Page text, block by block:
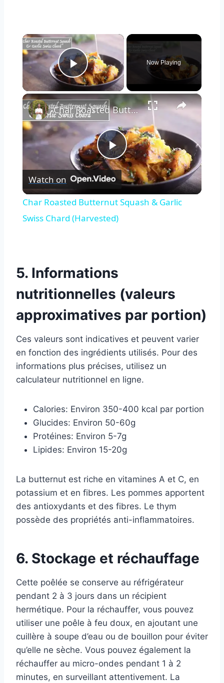
×
Play Video
Now Playing
×
Play
Video
Char Roasted Butternut Squash & Garlic Swiss Chard (Harvested)
Watch on
Char Roasted Butternut Squash & Garlic
Swiss Chard (Harvested)
5. Informations
nutritionnelles (valeurs
approximatives par portion)
Ces valeurs sont indicatives et peuvent varier
en fonction des ingrédients utilisés. Pour des
informations plus précises, utilisez un
calculateur nutritionnel en ligne.
Calories: Environ 350-400 kcal par portion
Glucides: Environ 50-60g
Protéines: Environ 5-7g
Lipides: Environ 15-20g
La butternut est riche en vitamines A et C, en
potassium et en fibres. Les pommes apportent
des antioxydants et des fibres. Le thym
possède des propriétés anti-inflammatoires.
6. Stockage et réchauffage
Cette poêlée se conserve au réfrigérateur
pendant 2 à 3 jours dans un récipient
hermétique. Pour la réchauffer, vous pouvez
utiliser une poêle à feu doux, en ajoutant une
cuillère à soupe d’eau ou de bouillon pour éviter
qu’elle ne sèche. Vous pouvez également la
réchauffer au micro-ondes pendant 1 à 2
minutes, en surveillant attentivement. La